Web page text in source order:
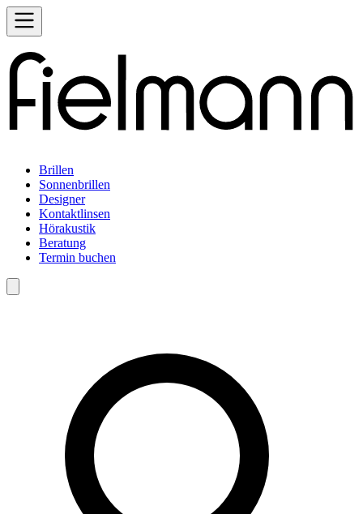
Brillen
Sonnenbrillen
Designer
Kontaktlinsen
Hörakustik
Beratung
Termin buchen